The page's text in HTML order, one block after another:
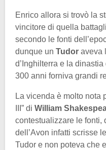
Enrico allora si trovò la
vincitore di quella
secondo le fonti
dunque un Tudor aveva
d’Inghilterra e la
300 anni forniva grandi
La vicenda è molto nota
III” di William
contestualizzare le fonti,
dell’Avon infatti scrisse
Tudor e non poteva che